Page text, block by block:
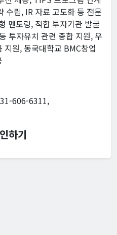
수립, IR 자료 고도화 등 전문
멘토링, 적합 투자기관 발굴
투자유치 관련 종합 지원, 우
지원, 동국대학교 BMC창업
606-6311,
하기